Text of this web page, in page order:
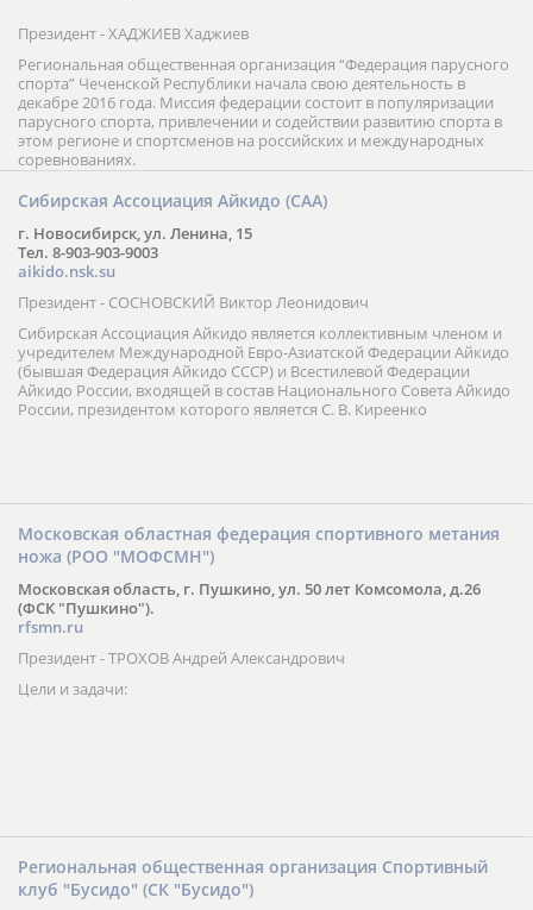
Президент - ХАДЖИЕВ Хаджиев
Региональная общественная организация “Федерация парусного
спорта” Чеченской Республики начала свою деятельность в
декабре 2016 года. Миссия федерации состоит в популяризации
парусного спорта, привлечении и содействии развитию спорта в
этом регионе и спортсменов на российских и международных
соревнованиях.
Сибирская Ассоциация Айкидо (САА)
г. Новосибирск, ул. Ленина, 15
Тел. 8-903-903-9003
aikido.nsk.su
Президент - СОСНОВСКИЙ Виктор Леонидович
Сибирская Ассоциация Айкидо является коллективным членом и
учредителем Международной Евро-Азиатской Федерации Айкидо
(бывшая Федерация Айкидо СССР) и Всестилевой Федерации
Айкидо России, входящей в состав Национального Совета Айкидо
России, президентом которого является С. В. Киреенко
Московская областная федерация спортивного метания
ножа (РОО "МОФСМН")
Московская область, г. Пушкино, ул. 50 лет Комсомола, д.26
(ФСК "Пушкино").
rfsmn.ru
Президент - ТРОХОВ Андрей Александрович
Цели и задачи:
Региональная общественная организация Спортивный
клуб "Бусидо" (СК "Бусидо")